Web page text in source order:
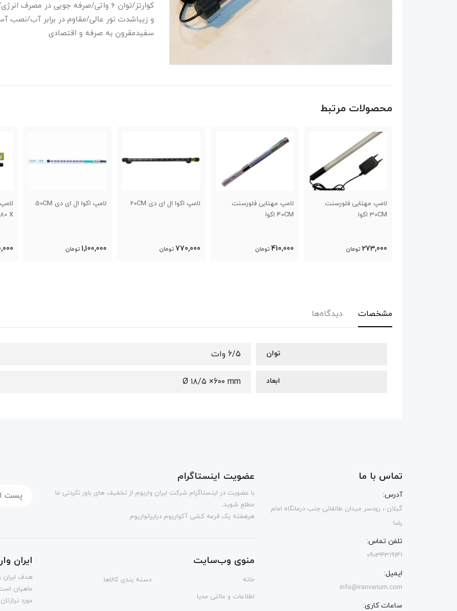
کوارتز/توان 6 واتی/صرفه جویی در
و زیباشدت نور عالی/مقاوم در برابر آب/نصب
سفیدمقرون به صرفه و اقتصادی
محصولات مرتبط
لامپ مهتابی فلورسنت
40CM اکوا
410,000
لامپ اکوا ال ای دی 20CM
770,000
لامپ اکوا ال ای دی 50CM
1,100,000
1,920,000
مشخصات دیدگاه‌ها
توان 6/5 وات
ابعاد Ø ۱۸/۵ ×6۰۰ mm
تماس با ما
آدرس:
گیلان ، رودسر میدان طالقانی جنب درمانگاه امام
رضا
تلفن تماس:
09034319141
ایمیل:
info@iranvarium.com
ساعات کاری:
عضویت اینستاگرام
با عضویت در اینستاگرام شرکت ایران واریوم از تخفیف های باور نکردنی ما
مطلع شوید.
هرهفته یک قرعه کشی آکواریوم درایرانواریوم
منوی وب‌سایت
خانه
دسته بندی کالاها
اطلاعات و مالتی مدیا
ایران
هدف ایران
ماهیان
مورد